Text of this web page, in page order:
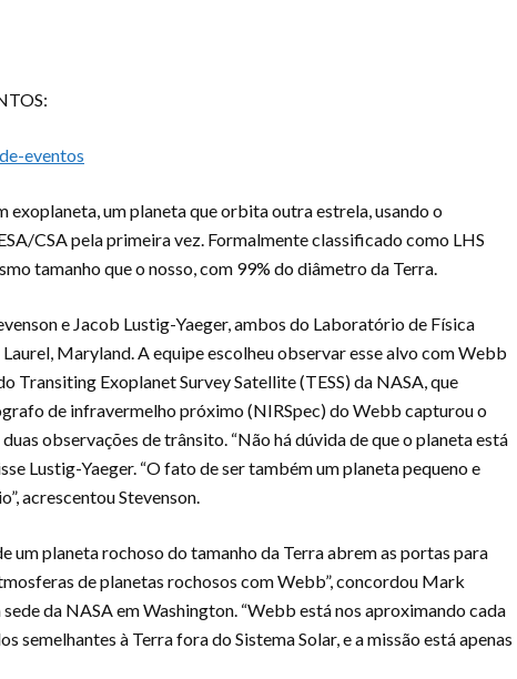
eventos
exoplaneta, um planeta que orbita outra estrela, usando o
CSA pela primeira vez. Formalmente classificado como LHS
tamanho que o nosso, com 99% do diâmetro da Terra.
e Jacob Lustig-Yaeger, ambos do Laboratório de Física
Maryland. A equipe escolheu observar esse alvo com Webb
Transiting Exoplanet Survey Satellite (TESS) da NASA, que
de infravermelho próximo (NIRSpec) do Webb capturou o
observações de trânsito. “Não há dúvida de que o planeta está
Lustig-Yaeger. “O fato de ser também um planeta pequeno e
acrescentou Stevenson.
um planeta rochoso do tamanho da Terra abrem as portas para
de planetas rochosos com Webb”, concordou Mark
da NASA em Washington. “Webb está nos aproximando cada
semelhantes à Terra fora do Sistema Solar, e a missão está apenas